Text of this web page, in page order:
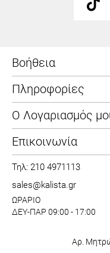
Βοήθεια
Πληροφορίες
Ο Λογαριασμός
Επικοινωνία
Τηλ: 210 4971113
sales@kalista.gr
ΩΡΑΡΙΟ
ΔΕΥ-ΠΑΡ 09:00 - 17:00
Αρ.